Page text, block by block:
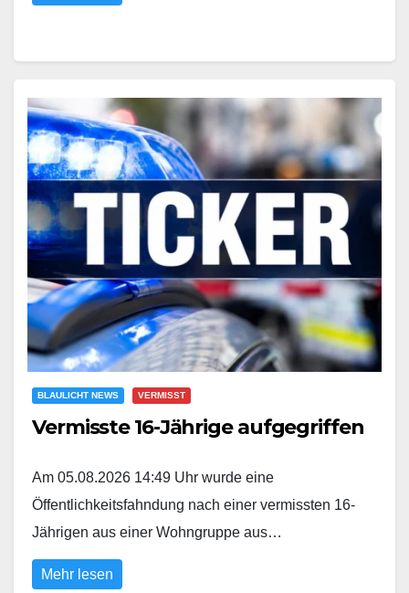
BLAULICHT NEWS VERMISST
Vermisste 16-Jährige aufgegriffen
Am 05.08.2026 14:49 Uhr wurde eine
Öffentlichkeitsfahndung nach einer vermissten 16-
Jährigen aus einer Wohngruppe aus…
Mehr lesen